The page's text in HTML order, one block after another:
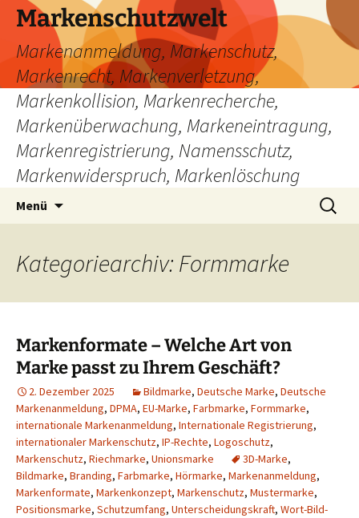
Zum
Inhalt
springen
Markenschutzwelt
Markenanmeldung, Markenschutz,
Markenrecht, Markenverletzung,
Markenkollision, Markenrecherche,
Markenüberwachung, Markeneintragung,
Markenregistrierung, Namensschutz,
Markenwiderspruch, Markenlöschung
Menü
Suchen
nach:
Kategoriearchiv: Formmarke
Markenformate – Welche Art von
Marke passt zu Ihrem Geschäft?
2. Dezember 2025 Bildmarke, Deutsche Marke, Deutsche
Markenanmeldung, DPMA, EU-Marke, Farbmarke, Formmarke,
internationale Markenanmeldung, Internationale Registrierung,
internationaler Markenschutz, IP-Rechte, Logoschutz,
Markenschutz, Riechmarke, Unionsmarke 3D-Marke,
Bildmarke, Branding, Farbmarke, Hörmarke, Markenanmeldung,
Markenformate, Markenkonzept, Markenschutz, Mustermarke,
Positionsmarke, Schutzumfang, Unterscheidungskraft, Wort-Bild-